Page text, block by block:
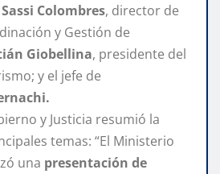
Colombres, director de
y Gestión de
Giobellina, presidente del
y el jefe de
y Justicia resumió la
temas: “El Ministerio
una presentación de